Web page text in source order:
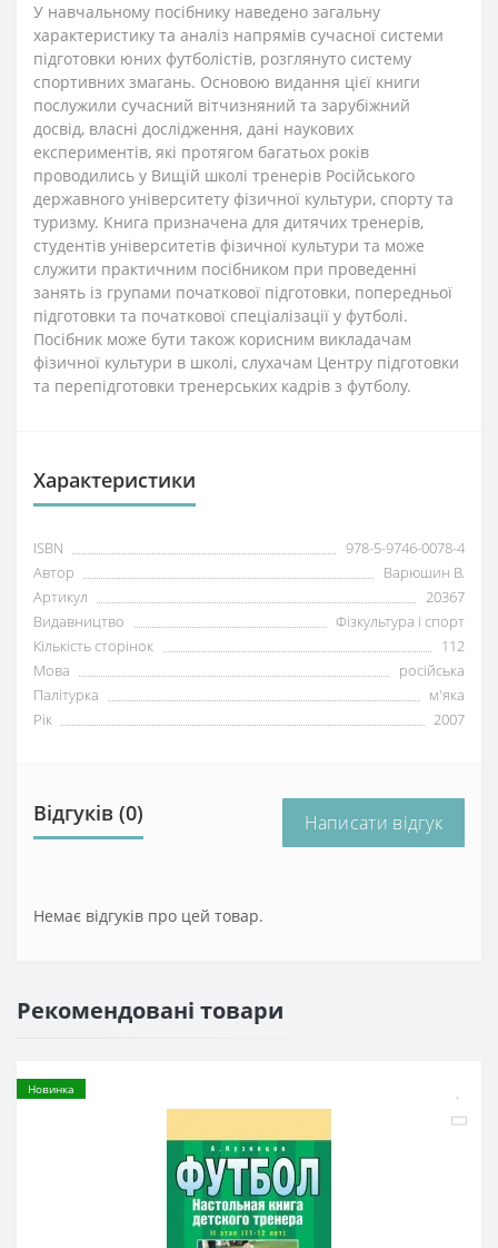
У навчальному посібнику наведено загальну
характеристику та аналіз напрямів сучасної системи
підготовки юних футболістів, розглянуто систему
спортивних змагань. Основою видання цієї книги
послужили сучасний вітчизняний та зарубіжний
досвід, власні дослідження, дані наукових
експериментів, які протягом багатьох років
проводились у Вищій школі тренерів Російського
державного університету фізичної культури, спорту та
туризму. Книга призначена для дитячих тренерів,
студентів університетів фізичної культури та може
служити практичним посібником при проведенні
занять із групами початкової підготовки, попередньої
підготовки та початкової спеціалізації у футболі.
Посібник може бути також корисним викладачам
фізичної культури в школі, слухачам Центру підготовки
та перепідготовки тренерських кадрів з футболу.
Характеристики
ISBN
978-5-9746-0078-4
Автор
Варюшин В.
Артикул
20367
Видавництво
Фізкультура і спорт
Кількість сторінок
112
Мова
російська
Палітурка
м'яка
Рік
2007
Відгуків (0) Написати відгук
Немає відгуків про цей товар.
Рекомендовані товари
Новинка